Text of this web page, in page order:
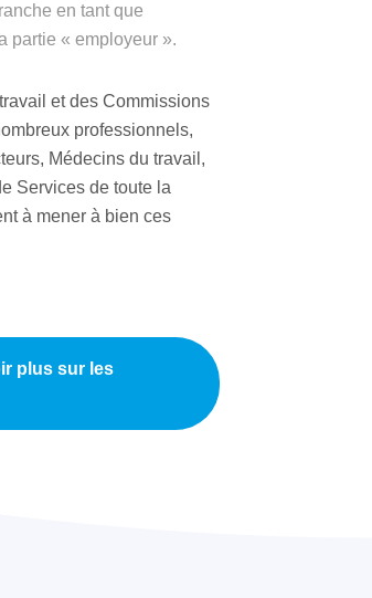
en tant que
partie « employeur ».
et des Commissions
professionnels,
Médecins du travail,
Services de toute la
à mener à bien ces
plus sur les